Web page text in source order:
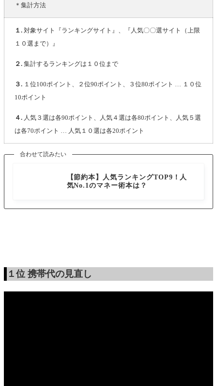
＊集計方法
１. 対象サイト『ランキングサイト』、『人気〇〇選サイト（上限
１０選まで）』
２. 集計するランキングは１０位まで
３. １位100ポイント、２位90ポイント、３位80ポイント … １０位
10ポイント
４. 人気３選は各90ポイント、人気４選は各80ポイント、人気５選
は各70ポイント … 人気１０選は各20ポイント
合わせて読みたい
【節約本】人気ランキングTOP9！人
気No.1のマネー術本は？
１位 携帯代の見直し